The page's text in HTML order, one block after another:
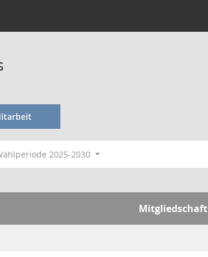
2025-2030
Mitgliedschaft